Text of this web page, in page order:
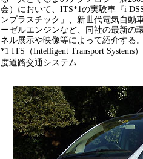
会）において、ITS*1の実験車『i
ンプラスチック」、新世代電気自動
ーゼルエンジンなど、同社の最新の
ネル展示や映像等によって紹介する
*1 ITS（Intelligent Transport
度道路交通システム